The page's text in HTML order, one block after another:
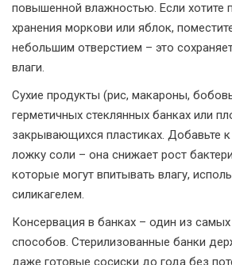
повышенной влажностью. Если хотите
хранения моркови или яблок,
небольшим отверстием – это
влаги.
Сухие продукты (рис, макароны,
герметичных стеклянных банках или
закрывающихся пластиках. Добавьте
ложку соли – она снижает рост
которые могут впитывать влагу,
силикагелем.
Консервация в банках – один из
способов. Стерилизованные банки
даже готовые сосиски до года без